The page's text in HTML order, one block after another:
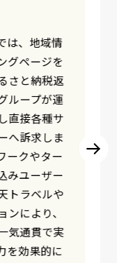
続的かつ多
域経済の活
在です。楽
ータを活用
と納税など
について、
現状把握が
データと多
、地域の強
口の創出・
営を支援し